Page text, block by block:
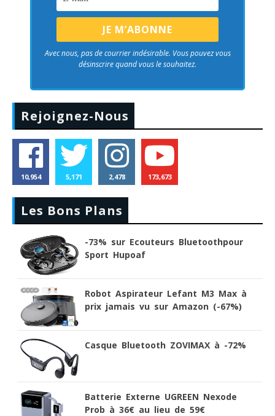
Avec nous, pas de courrier indésirable. Vous pouvez vous
désinscrire quand vous le souhaitez.
Rejoignez-Nous
10,954 5,171 2,478 173,673
Les Bons Plans
-73% sur Ecouteurs Bluetoothpour
Sport Hupoaf
Robot Aspirateur Lefant M3 Max à
prix jamais vu sur Amazon (-67%)
Casque Bluetooth ZOVIMAX à -72%
Batterie Externe UGREEN Nexode
Prob à 36€ au lieu de 59€